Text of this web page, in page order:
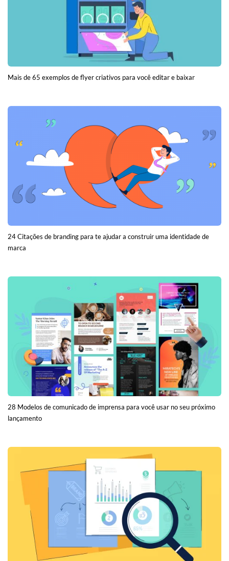
Mais de 65 exemplos de flyer criativos para você editar e baixar
24 Citações de branding para te ajudar a construir uma identidade de
marca
28 Modelos de comunicado de imprensa para você usar no seu próximo
lançamento